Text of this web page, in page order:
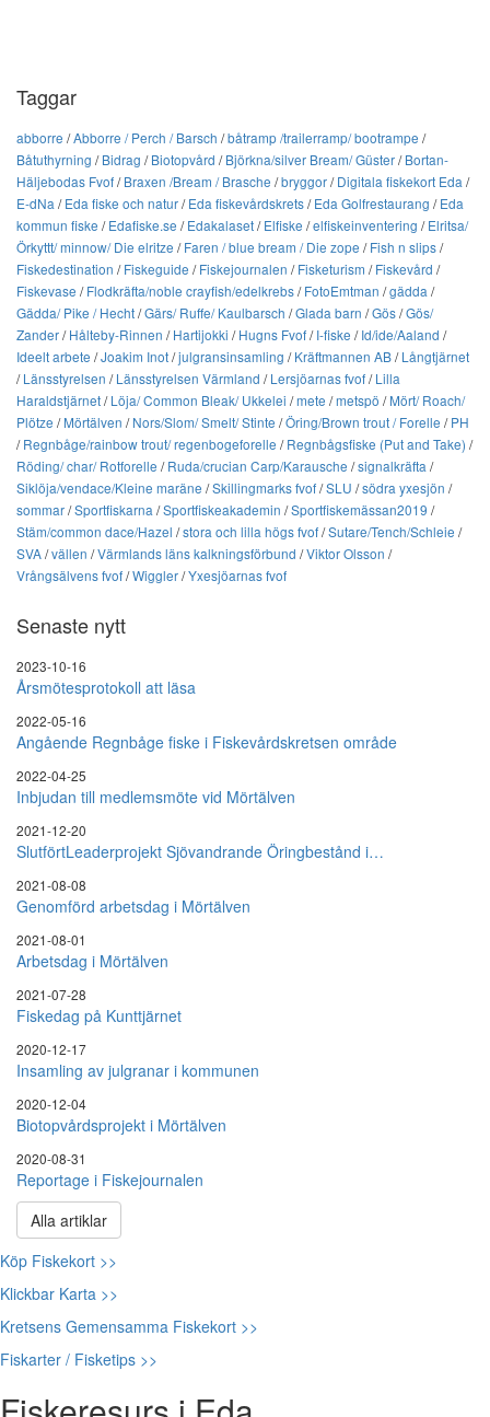
Taggar
abborre /Abborre / Perch / Barsch /båtramp /trailerramp/ bootrampe /
Båtuthyrning /Bidrag /Biotopvård /Björkna/silver Bream/ Güster/Bortan-
Häljebodas Fvof/Braxen /Bream / Brasche /bryggor/Digitala fiskekort Eda /
E-dNa /Eda fiske och natur/Eda fiskevårdskrets/Eda Golfrestaurang /Eda
kommun fiske /Edafiske.se /Edakalaset/Elfiske /elfiskeinventering /Elritsa/
Örkyttt/ minnow/ Die elritze /Faren / blue bream / Die zope /Fish n slips/
Fiskedestination /Fiskeguide /Fiskejournalen /Fisketurism /Fiskevård /
Fiskevase /Flodkräfta/noble crayfish/edelkrebs/FotoEmtman /gädda /
Gädda/ Pike / Hecht/Gärs/ Ruffe/ Kaulbarsch /Glada barn /Gös/Gös/
Zander/Hålteby-Rinnen /Hartijokki /Hugns Fvof/I-fiske /Id/ide/Aaland /
Ideelt arbete /Joakim Inot/julgransinsamling /Kräftmannen AB/Långtjärnet
/Länsstyrelsen /Länsstyrelsen Värmland /Lersjöarnas fvof/Lilla
Haraldstjärnet/Löja/ Common Bleak/ Ukkelei /mete /metspö /Mört/ Roach/
Plötze /Mörtälven /Nors/Slom/ Smelt/ Stinte /Öring/Brown trout / Forelle /PH
/Regnbåge/rainbow trout/ regenbogeforelle /Regnbågsfiske (Put and Take) /
Röding/ char/ Rotforelle /Ruda/crucian Carp/Karausche /signalkräfta /
Siklöja/vendace/Kleine maräne /Skillingmarks fvof/SLU /södra yxesjön /
sommar/Sportfiskarna /Sportfiskeakademin /Sportfiskemässan2019 /
Stäm/common dace/Hazel /stora och lilla högs fvof/Sutare/Tench/Schleie /
SVA/vällen /Värmlands läns kalkningsförbund /Viktor Olsson /
Vrångsälvens fvof/Wiggler/Yxesjöarnas fvof
Senaste nytt
2023-10-16
Årsmötesprotokoll att läsa
2022-05-16
Angående Regnbåge fiske i Fiskevårdskretsen område
2022-04-25
Inbjudan till medlemsmöte vid Mörtälven
2021-12-20
SlutförtLeaderprojekt Sjövandrande Öringbestånd i…
2021-08-08
Genomförd arbetsdag i Mörtälven
2021-08-01
Arbetsdag i Mörtälven
2021-07-28
Fiskedag på Kunttjärnet
2020-12-17
Insamling av julgranar i kommunen
2020-12-04
Biotopvårdsprojekt i Mörtälven
2020-08-31
Reportage i Fiskejournalen
Alla artiklar
Köp Fiskekort >>
Klickbar Karta >>
Kretsens Gemensamma Fiskekort >>
Fiskarter / Fisketips >>